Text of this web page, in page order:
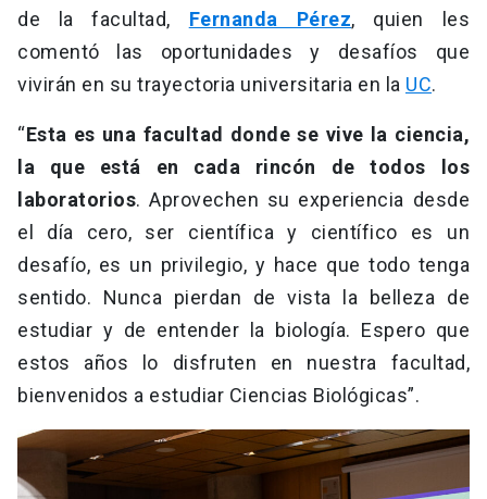
de la facultad, Fernanda Pérez, quien les
comentó las oportunidades y desafíos que
vivirán en su trayectoria universitaria en la UC.
“Esta es una facultad donde se vive la ciencia,
la que está en cada rincón de todos los
laboratorios. Aprovechen su experiencia desde
el día cero, ser científica y científico es un
desafío, es un privilegio, y hace que todo tenga
sentido. Nunca pierdan de vista la belleza de
estudiar y de entender la biología. Espero que
estos años lo disfruten en nuestra facultad,
bienvenidos a estudiar Ciencias Biológicas”.